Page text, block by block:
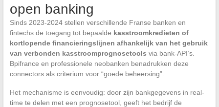
open banking
Sinds 2023-2024 stellen verschillende Franse banken en
fintechs de toegang tot bepaalde kasstroomkredieten of
kortlopende financieringslijnen afhankelijk van het gebruik
van verbonden kasstroomprognosetools via bank-API’s.
Bpifrance en professionele neobanken benadrukken deze
connectors als criterium voor “goede beheersing”.
Het mechanisme is eenvoudig: door zijn bankgegevens in real-
time te delen met een prognosetool, geeft het bedrijf de